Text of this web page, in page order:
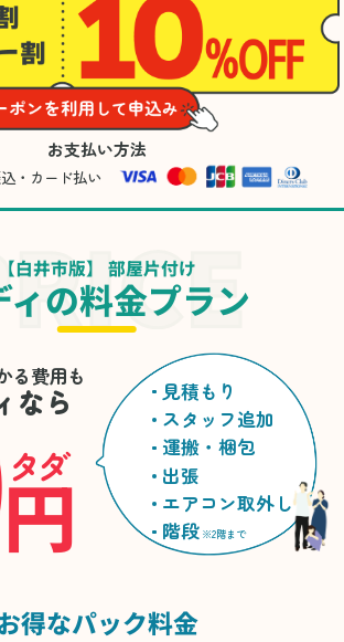
お支払い方法
・カード払い
【白井市版】 部屋片付け
ィの料金プラン
る費用も
なら
円
タダ
見積もり
スタッフ追加
運搬・梱包
出張
エアコン取外し
階段 ※2階まで
得なパック料金